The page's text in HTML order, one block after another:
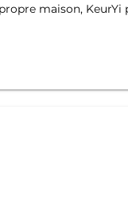
maison, KeurYi